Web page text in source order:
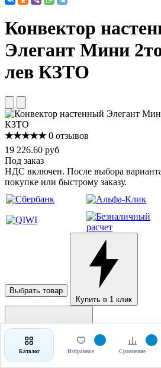
Конвектор
Элегант Мини
лев КЗТО
★★★★★ 0 отзывов
19 226.60 руб
Под заказ
НДС включен. После выбора
покупке или быстрому заказу.
Выбрать товар
Купить в 1 клик
Каталог Избранное Сравнение